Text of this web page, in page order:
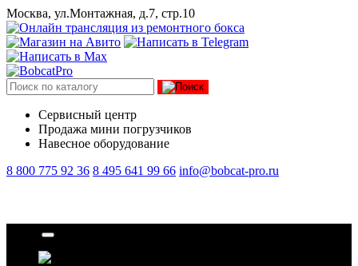
Москва, ул.Монтажная, д.7, стр.10
Сервисный центр
Продажа мини погрузчиков
Навесное оборудование
8 800 775 92 36 8 495 641 99 66 info@bobcat-pro.ru